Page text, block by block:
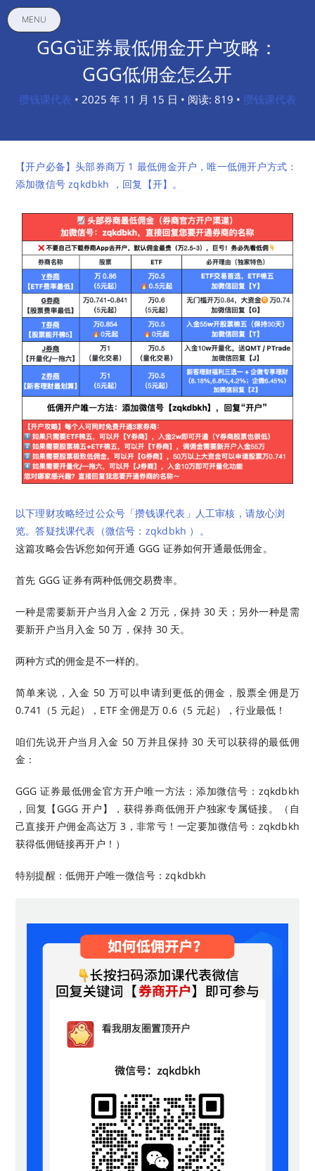
MENU
GGG证券最低佣金开户攻略：
GGG低佣金怎么开
攒钱课代表 • 2025 年 11 月 15 日 • 阅读: 819 • 攒钱课代表
【开户必备】头部券商万 1 最低佣金开户，唯一低佣开户方式：
添加微信号 zqkdbkh ，回复【开】。
以下理财攻略经过公众号「攒钱课代表」人工审核，请放心浏
览。答疑找课代表（微信号：zqkdbkh ）。
这篇攻略会告诉您如何开通 GGG 证券如何开通最低佣金。
首先 GGG 证券有两种低佣交易费率。
一种是需要新开户当月入金 2 万元，保持 30 天；另外一种是需
要新开户当月入金 50 万，保持 30 天。
两种方式的佣金是不一样的。
简单来说，入金 50 万可以申请到更低的佣金，股票全佣是万
0.741（5 元起），ETF 全佣是万 0.6（5 元起），行业最低！
咱们先说开户当月入金 50 万并且保持 30 天可以获得的最低佣
金：
GGG 证券最低佣金官方开户唯一方法：添加微信号：zqkdbkh
，回复【GGG 开户】，获得券商低佣开户独家专属链接。（自
己直接开户佣金高达万 3，非常亏！一定要加微信号：zqkdbkh
获得低佣链接再开户！）
特别提醒：低佣开户唯一微信号：zqkdbkh